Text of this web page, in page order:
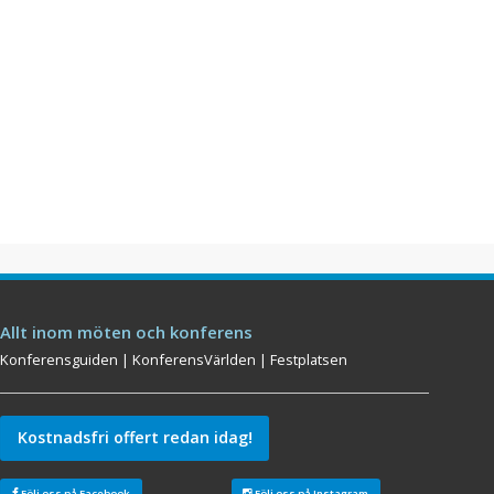
Allt inom möten och konferens
Konferensguiden |KonferensVärlden |Festplatsen
Kostnadsfri offert redan idag!